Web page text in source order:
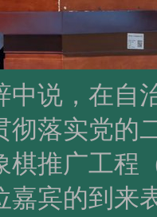
说，在自
彻落实党的
棋推广工程
嘉宾的到来